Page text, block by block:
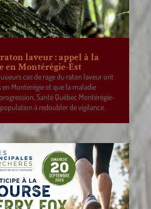
laveur : appel à la
en Montérégie-Est
cas de rage du raton laveur ont
en Montérégie et que la maladie
Santé Québec Montérégie-
à redoubler de vigilance.